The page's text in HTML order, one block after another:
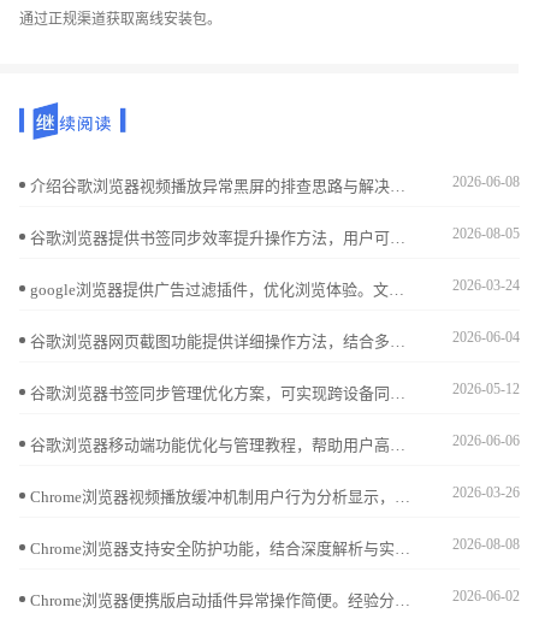
通过正规渠道获取离线安装包。
2026-06-08
2026-08-05
2026-03-24
2026-06-04
2026-05-12
2026-06-06
2026-03-26
2026-08-08
2026-06-02